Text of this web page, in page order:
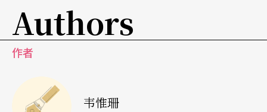
Authors
作者
韦惟珊